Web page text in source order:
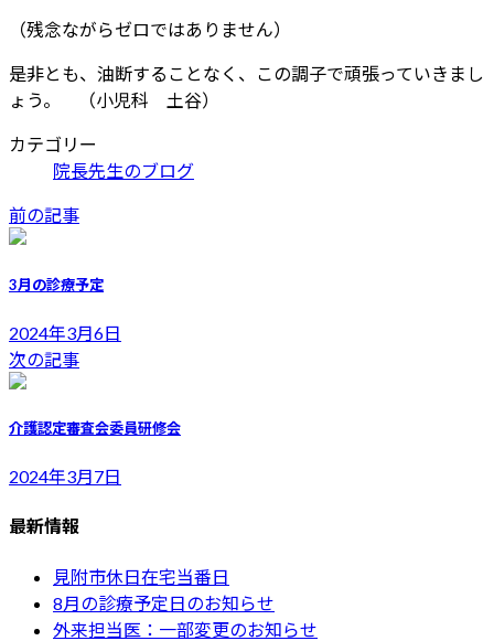
（残念ながらゼロではありません）
是非とも、油断することなく、この調子で頑張っていきまし
ょう。 （小児科 土谷）
カテゴリー
院長先生のブログ
前の記事
3月の診療予定
2024年3月6日
次の記事
介護認定審査会委員研修会
2024年3月7日
最新情報
見附市休日在宅当番日
8月の診療予定日のお知らせ
外来担当医：一部変更のお知らせ